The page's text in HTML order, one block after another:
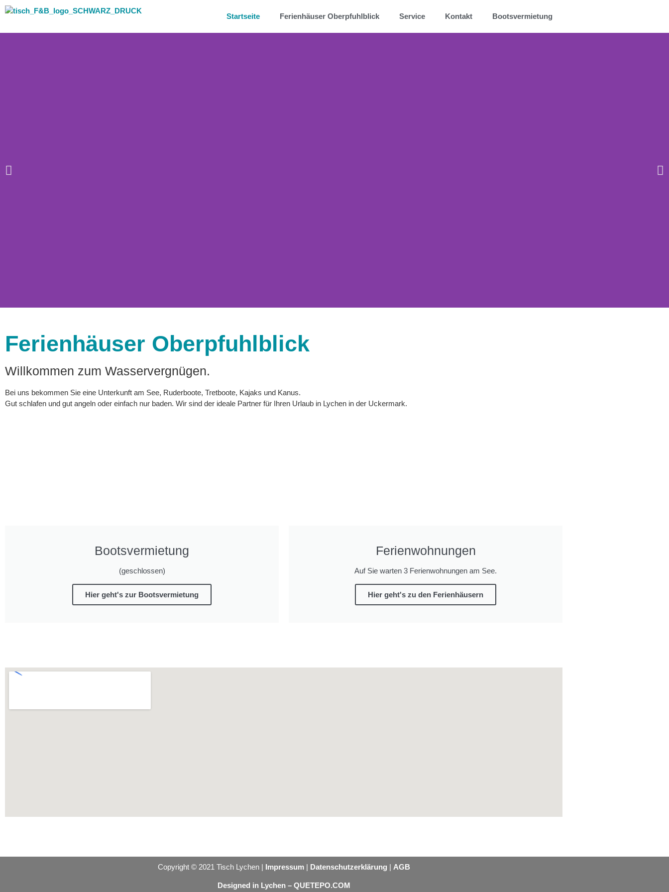
Startseite Ferienhäuser Oberpfuhlblick Service Kontakt Bootsvermietung
Ferienhäuser
Mehr Informationen
Ferienhäuser Oberpfuhlblick
Willkommen zum Wasservergnügen.
Bei uns bekommen Sie eine Unterkunft am See, Ruderboote, Tretboote, Kajaks und Kanus.
Gut schlafen und gut angeln oder einfach nur baden. Wir sind der ideale Partner für Ihren Urlaub in Lychen in der Uckermark.
Bootsvermietung
(geschlossen)
Hier geht's zur Bootsvermietung
Ferienwohnungen
Auf Sie warten 3 Ferienwohnungen am See.
Hier geht's zu den Ferienhäusern
Copyright © 2021 Tisch Lychen | Impressum| Datenschutzerklärung | AGB
Designed in Lychen – QUETEPO.COM